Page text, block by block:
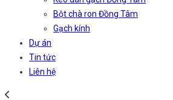
Bột chà ron Đồng Tâm
Gạch kính
Dự án
Tin tức
Liên hệ